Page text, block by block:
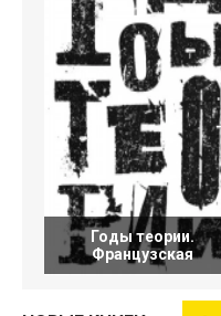
Годы теории.
Французская